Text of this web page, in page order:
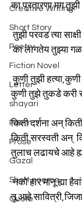
Creative Writing
Short Story
Poetry
Fiction Novel
Letter
shayari
Poem
Prose
Gazal
Short poems
Quote
का प्रतारणा मग तुझी
तुझी परवड त्या
का लागतेय तुझ्या
कुणी तुझी
कुणी तुझे तुकडे करी
किती दर्शना अन् किती
किती सरस्वती अन्
तुलाच लढायचे आहे ह्या
नको हार मानू ह्या
तू आहे